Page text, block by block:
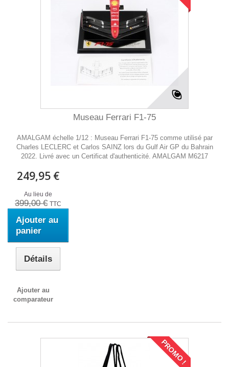
Museau Ferrari F1-75
AMALGAM échelle 1/12 : Museau Ferrari F1-75 comme utilisé par
Charles LECLERC et Carlos SAINZ lors du Gulf Air GP du Bahrain
2022. Livré avec un Certificat d'authenticité. AMALGAM M6217
249,95 €
Au lieu de
399,00 € TTC
Ajouter au
panier
Détails
Ajouter au
comparateur
PROMO !